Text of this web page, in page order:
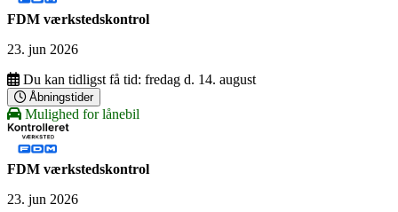
FDM værkstedskontrol
23. jun 2026
Du kan tidligst få tid: fredag d. 14. august
Åbningstider
Mulighed for lånebil
FDM værkstedskontrol
23. jun 2026